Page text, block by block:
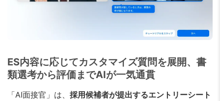
ES内容に応じてカスタマイズ質問を展開、書
類選考から評価までAIが一気通貫
「AI面接官」は、 採用候補者が提出するエントリーシート